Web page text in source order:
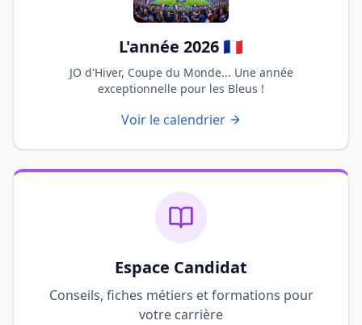
L'année 2026 🇫🇷
JO d'Hiver, Coupe du Monde... Une année
exceptionnelle pour les Bleus !
Voir le calendrier
Espace Candidat
Conseils, fiches métiers et formations pour
votre carrière